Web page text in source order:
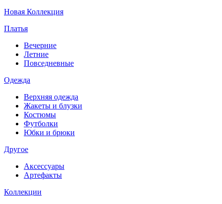
Новая Коллекция
Платья
Вечерние
Летние
Повседневные
Одежда
Верхняя одежда
Жакеты и блузки
Костюмы
Футболки
Юбки и брюки
Другое
Аксессуары
Артефакты
Коллекции